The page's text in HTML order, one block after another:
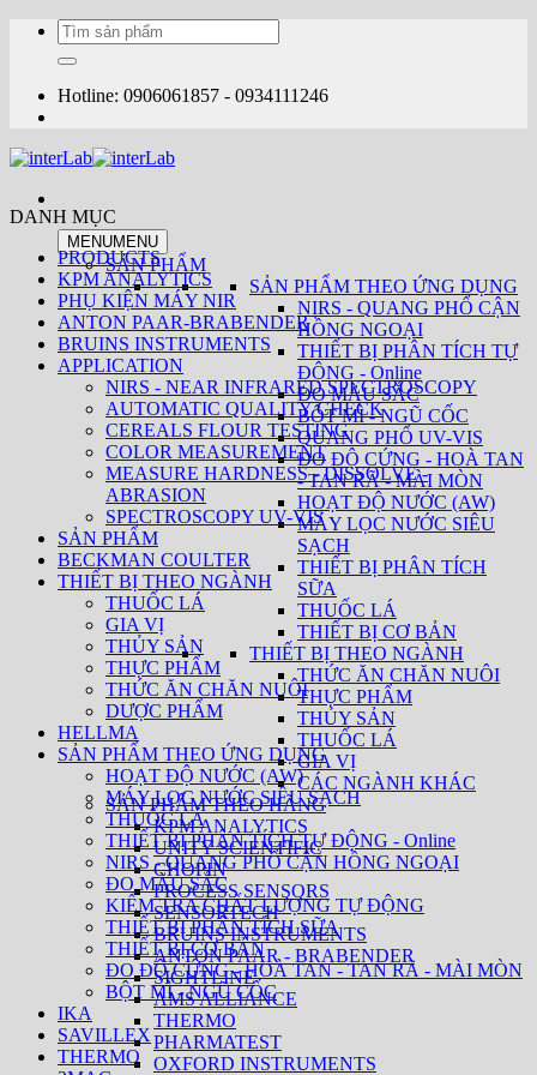
dung
Tìm
kiếm:
Hotline: 0906061857 - 0934111246
MENUMENU
SẢN PHẨM
SẢN PHẨM THEO ỨNG DỤNG
NIRS - QUANG PHỔ CẬN
HỒNG NGOẠI
THIẾT BỊ PHÂN TÍCH TỰ
ĐỘNG - Online
ĐO MÀU SẮC
BỘT MÌ - NGŨ CỐC
QUANG PHỔ UV-VIS
ĐO ĐỘ CỨNG - HOÀ TAN
- TAN RÃ - MÀI MÒN
HOẠT ĐỘ NƯỚC (AW)
MÁY LỌC NƯỚC SIÊU
SẠCH
THIẾT BỊ PHÂN TÍCH
SỮA
THUỐC LÁ
THIẾT BỊ CƠ BẢN
THIẾT BỊ THEO NGÀNH
THỨC ĂN CHĂN NUÔI
THỰC PHẨM
THỦY SẢN
THUỐC LÁ
GIA VỊ
CÁC NGÀNH KHÁC
SẢN PHẨM THEO HÃNG
KPM ANALYTICS
UNITY SCIENTIFIC
CHOPIN
PROCESS SENSORS
SENSORTECH
BRUINS INSTRUMENTS
ANTON PAAR - BRABENDER
SIGHTLINE
AMS ALLIANCE
THERMO
PHARMATEST
OXFORD INSTRUMENTS
DANH MỤC
PRODUCTS
KPM ANALYTICS
PHỤ KIỆN MÁY NIR
ANTON PAAR-BRABENDER
BRUINS INSTRUMENTS
APPLICATION
NIRS - NEAR INFRARED SPECTROSCOPY
AUTOMATIC QUALITY CHECK
CEREALS FLOUR TESTING
COLOR MEASUREMENT
MEASURE HARDNESS - DISSOLVE -
ABRASION
SPECTROSCOPY UV-VIS
SẢN PHẨM
BECKMAN COULTER
THIẾT BỊ THEO NGÀNH
THUỐC LÁ
GIA VỊ
THỦY SẢN
THỰC PHẨM
THỨC ĂN CHĂN NUÔI
DƯỢC PHẨM
HELLMA
SẢN PHẨM THEO ỨNG DỤNG
HOẠT ĐỘ NƯỚC (AW)
MÁY LỌC NƯỚC SIÊU SẠCH
THUỐC LÁ
THIẾT BỊ PHÂN TÍCH TỰ ĐỘNG - Online
NIRS - QUANG PHỔ CẬN HỒNG NGOẠI
ĐO MÀU SẮC
KIỂM TRA CHẤT LƯỢNG TỰ ĐỘNG
THIẾT BỊ PHÂN TÍCH SỮA
THIẾT BỊ CƠ BẢN
ĐO ĐỘ CỨNG - HOÀ TAN - TAN RÃ - MÀI MÒN
BỘT MÌ - NGŨ CỐC
IKA
SAVILLEX
THERMO